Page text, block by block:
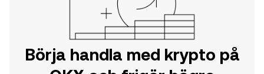
Börja handla med krypto på